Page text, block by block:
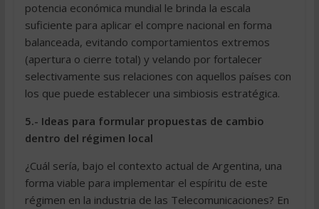
potencia económica mundial le brinda la escala
suficiente para aplicar el compre nacional en forma
balanceada, evitando comportamientos extremos
(apertura o cierre total) y velando por fortalecer
selectivamente sus relaciones con aquellos países con
los que puede establecer una simbiosis estratégica.
5.- Ideas para formular propuestas de cambio
dentro del régimen local
¿Cuál sería, bajo el contexto actual de Argentina, una
forma viable para implementar el espíritu de este
régimen en la industria de las Telecomunicaciones? En